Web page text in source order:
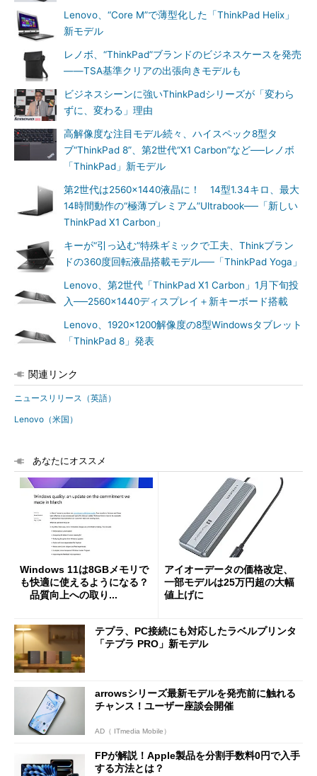
Lenovo、“Core M”で薄型化した「ThinkPad Helix」
新モデル
レノボ、“ThinkPad”ブランドのビジネスケースを発売
――TSA基準クリアの出張向きモデルも
ビジネスシーンに強いThinkPadシリーズが「変わら
ずに、変わる」理由
高解像度な注目モデル続々、ハイスペック8型タ
ブ“ThinkPad 8”、第2世代“X1 Carbon”など──レノボ
「ThinkPad」新モデル
第2世代は2560×1440液晶に！ 14型1.34キロ、最大
14時間動作の“極薄プレミアム”Ultrabook──「新しい
ThinkPad X1 Carbon」
キーが“引っ込む”特殊ギミックで工夫、Thinkブラン
ドの360度回転液晶搭載モデル──「ThinkPad Yoga」
Lenovo、第2世代「ThinkPad X1 Carbon」1月下旬投
入──2560×1440ディスプレイ＋新キーボード搭載
Lenovo、1920×1200解像度の8型Windowsタブレット
「ThinkPad 8」発表
関連リンク
ニュースリリース（英語）
Lenovo（米国）
あなたにオススメ
Windows 11は8GBメモリで
も快適に使えるようになる？
品質向上への取り...
アイオーデータの価格改定、
一部モデルは25万円超の大幅
値上げに
テプラ、PC接続にも対応したラベルプリンタ
「テプラ PRO」新モデル
arrowsシリーズ最新モデルを発売前に触れる
チャンス！ユーザー座談会開催
AD（ ITmedia Mobile）
FPが解説！Apple製品を分割手数料0円で入手
する方法とは？